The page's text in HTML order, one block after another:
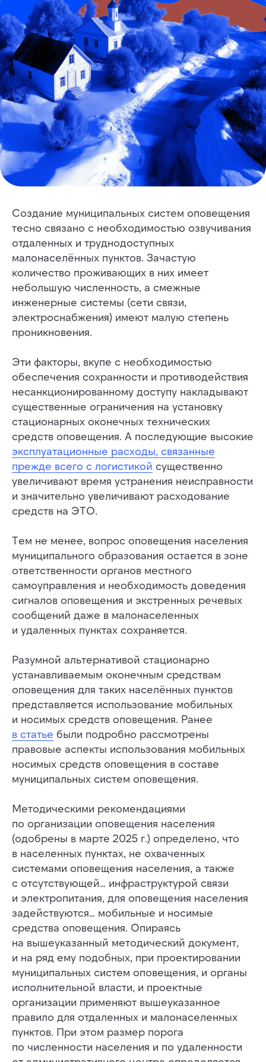
Создание муниципальных систем оповещения
тесно связано с необходимостью озвучивания
отдаленных и труднодоступных
малонаселённых пунктов. Зачастую
количество проживающих в них имеет
небольшую численность, а смежные
инженерные системы (сети связи,
электроснабжения) имеют малую степень
проникновения.
Эти факторы, вкупе с необходимостью
обеспечения сохранности и противодействия
несанкционированному доступу накладывают
существенные ограничения на установку
стационарных оконечных технических
средств оповещения. А последующие высокие
эксплуатационные расходы, связанные
прежде всего с логистикой существенно
увеличивают время устранения неисправности
и значительно увеличивают расходование
средств на ЭТО.
Тем не менее, вопрос оповещения населения
муниципального образования остается в зоне
ответственности органов местного
самоуправления и необходимость доведения
сигналов оповещения и экстренных речевых
сообщений даже в малонаселенных
и удаленных пунктах сохраняется.
Разумной альтернативой стационарно
устанавливаемым оконечным средствам
оповещения для таких населённых пунктов
представляется использование мобильных
и носимых средств оповещения. Ранее
в статье были подробно рассмотрены
правовые аспекты использования мобильных
носимых средств оповещения в составе
муниципальных систем оповещения.
Методическими рекомендациями
по организации оповещения населения
(одобрены в марте 2025 г.) определено, что
в населенных пунктах, не охваченных
системами оповещения населения, а также
с отсутствующей… инфраструктурой связи
и электропитания, для оповещения населения
задействуются… мобильные и носимые
средства оповещения. Опираясь
на вышеуказанный методический документ,
и на ряд ему подобных, при проектировании
муниципальных систем оповещения, и органы
исполнительной власти, и проектные
организации применяют вышеуказанное
правило для отдаленных и малонаселенных
пунктов. При этом размер порога
по численности населения и по удаленности